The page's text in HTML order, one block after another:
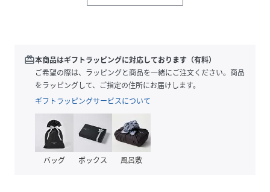
レース特有の可愛らしさはありつつも、フロントジップにす
ることでスポーティーな要素をプラス。
ポケットも付いているため、実用性とデザイン性を兼ね備え
た1着です。
■おすすめスタイリング
Tシャツ合わせはベストの素材感が際立つ王道スタイル！透
け感を活かしてインナーの色で遊ぶのも◎
redeem本商品はギフトラッピングに対応しております（有料）
ご希望の際は、ラッピングと商品を一緒にご注文ください。商品
をラッピングして、ご指定の住所にお届けします。
ギフトラッピングサービスについて
バッグ ボックス 風呂敷